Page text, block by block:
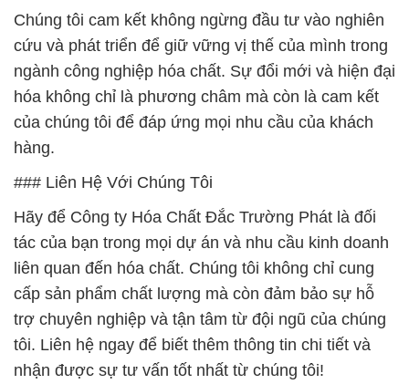
Chúng tôi cam kết không ngừng đầu tư vào nghiên
cứu và phát triển để giữ vững vị thế của mình trong
ngành công nghiệp hóa chất. Sự đổi mới và hiện đại
hóa không chỉ là phương châm mà còn là cam kết
của chúng tôi để đáp ứng mọi nhu cầu của khách
hàng.
### Liên Hệ Với Chúng Tôi
Hãy để Công ty Hóa Chất Đắc Trường Phát là đối
tác của bạn trong mọi dự án và nhu cầu kinh doanh
liên quan đến hóa chất. Chúng tôi không chỉ cung
cấp sản phẩm chất lượng mà còn đảm bảo sự hỗ
trợ chuyên nghiệp và tận tâm từ đội ngũ của chúng
tôi. Liên hệ ngay để biết thêm thông tin chi tiết và
nhận được sự tư vấn tốt nhất từ chúng tôi!